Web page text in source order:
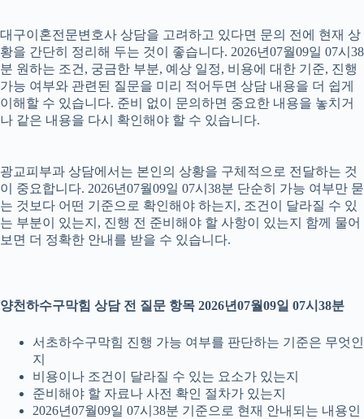
대구이혼전문변호사 상담을 고려하고 있다면 문의 전에 현재 상
황을 간단히 정리해 두는 것이 좋습니다. 2026년07월09일 07시38
분 원하는 조건, 궁금한 부분, 예상 일정, 비용에 대한 기준, 진행
가능 여부와 관련된 질문을 미리 적어두면 상담 내용을 더 쉽게
이해할 수 있습니다. 준비 없이 문의하면 중요한 내용을 놓치거
나 같은 내용을 다시 확인해야 할 수 있습니다.
광교피부과 상담에서는 본인의 상황을 구체적으로 전달하는 것
이 중요합니다. 2026년07월09일 07시38분 단순히 가능 여부만 묻
는 것보다 어떤 기준으로 확인해야 하는지, 조건이 달라질 수 있
는 부분이 있는지, 진행 전 준비해야 할 사항이 있는지 함께 물어
보면 더 정확한 안내를 받을 수 있습니다.
양천하수구막힘 상담 전 질문 항목 2026년07월09일 07시38분
서초하수구막힘 진행 가능 여부를 판단하는 기준은 무엇인
지
비용이나 조건이 달라질 수 있는 요소가 있는지
준비해야 할 자료나 사전 확인 절차가 있는지
2026년07월09일 07시38분 기준으로 현재 안내되는 내용인